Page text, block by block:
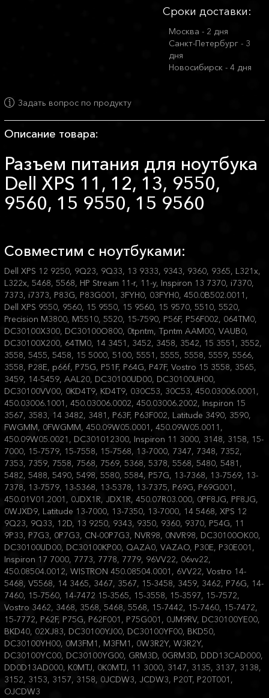
Сроки доставки:
Москва - 2 дня
Санкт-Петербург - 3
дня
Новосибирск - 4 дня
Задать вопрос по продукту
Описание товара:
Разъем питания для ноутбука
Dell XPS 11, 12, 13, 9550,
9560, 15 9550, 15 9560
Совместим с ноутбуками:
Dell XPS 12 9250, 9Q23, 9Q33, 13 9333, 9343, 9360, 9365, L321x,
L322x, 5468, 5568, HP Stream 11-r, 11-y, Inspiron 13 7370, i7370,
7373, i7373, P83G, P83G001, 3FYH0, 03FYH0, 450.0B502.0011,
Dell XPS 9550, 9560, 15 9550, 15 9560, 15 9570, 5510, 5520,
Precision M3800, M5510, 5520, 15-7590, P56F, P56F002, 064TM0,
DC30100X300, DC30100O800, 0tpntm, Tpntm AAM00, VAUB0,
DC30100X200, 64TM0, 14 3451, 3452, 3458, 3542, 15 3551, 3552,
3558, 5455, 5458, 15 5000, 5100, 5551, 5555, 5558, 5559, 5566,
3558, P28E, p66f, P75G, P51F, P64G, P47F, Vostro 15 3558, 3565,
3459, 14-5459, AAL20, DC30100UD00, DC30100UH00,
DC30100VV00, 0KD4T9, KD4T9, 030C53, 30C53, 450.03006.0001,
450.03006.1001, 450.03006.0002, 450.03006.2002, Inspiron 15
3567, 3583, 14 3482, 3481, P63F, P63F002, Latitude 3490, 3590,
FWGMM, 0FWGMM, 450.09W05.0001, 450.09W05.0011,
450.09W05.0021, DC301012300, Inspiron 11 3000, 3148, 3158, 15-
7000, 15-7579, 15-7558, 15-7568, 13-7000, 7347, 7348, 7352,
7353, 7359, 7558, 7568, 7569, 5368, 5378, 5568, 5480, 5481,
5482, 5488, 5490, 5498, 5580, 5584, P57G, 13-7368, 13-7569, 13-
7378, 13-7579, 13-5368, 13-5378, 13-7375, P69G, P69G001,
450.01V01.2001, 0JDX1R, JDX1R, 450.07R03.000, 0PF8JG, PF8JG,
0WJXD9, Latitude 13-7000, 13-7350, 13-7000, 14 5468, XPS 12
9Q23, 9Q33, 12D, 13 9250, 9343, 9350, 9360, 9370, P54G, 11
9P33, P7G3, 0P7G3, CN-00P7G3, NVR98, 0NVR98, DC30100OK00,
DC30100UD00, DC30100KP00, QAZA0, VAZAO, P30E, P30E001,
Inspiron 17 7000, 7773, 7778, 7779, 96VV22, 06vv22,
450.08504.0012, WISTRON 450.08504.0001, 6VV22, Vostro 14-
5468, V5568, 14 3465, 3467, 3567, 15-3458, 3459, 3462, P76G, 14-
7460, 15-7560, 14-7472 15-3565, 15-3558, 15-3597, 15-7572,
Vostro 3462, 3468, 3568, 5468, 5568, 15-7442, 15-7460, 15-7472,
15-7772, P62F, P75G, P62F001, P75G001, 0JM9RV, DC30100YE00,
BKD40, 02XJ83, DC30100YJ00, DC30100YF00, BKD50,
DC30100YH00, 0M3FM1, M3FM1, 0W3R2Y, W3R2Y,
DC30100YC00, DC30100YG00, GRM3D, 0GRM3D, DDD13CAD000,
DD0D13AD000, K0MTJ, 0K0MTJ, 11 3000, 3147, 3135, 3137, 3138,
3152, 3153, 3157, 3158, 0JCDW3, JCDW3, P20T, P20T001,
OJCDW3